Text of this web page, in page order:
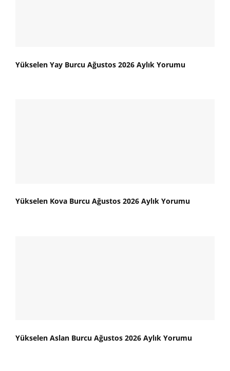
Yükselen Yay Burcu Ağustos 2026 Aylık Yorumu
Yükselen Kova Burcu Ağustos 2026 Aylık Yorumu
Yükselen Aslan Burcu Ağustos 2026 Aylık Yorumu